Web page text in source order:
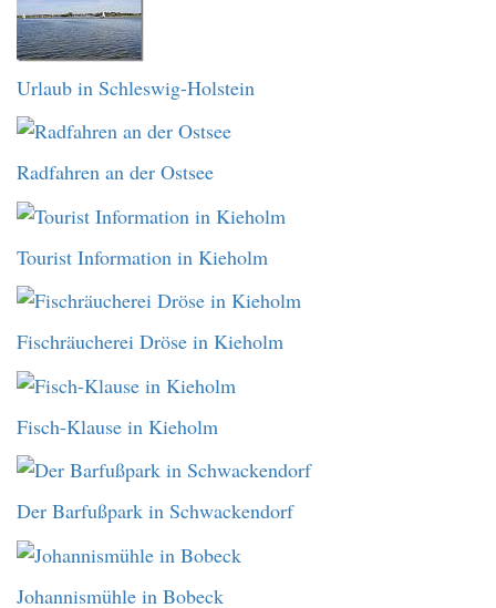
Urlaub in Schleswig-Holstein
Radfahren an der Ostsee
Tourist Information in Kieholm
Fischräucherei Dröse in Kieholm
Fisch-Klause in Kieholm
Der Barfußpark in Schwackendorf
Johannismühle in Bobeck